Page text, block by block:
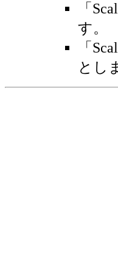
「
す。
「
とし